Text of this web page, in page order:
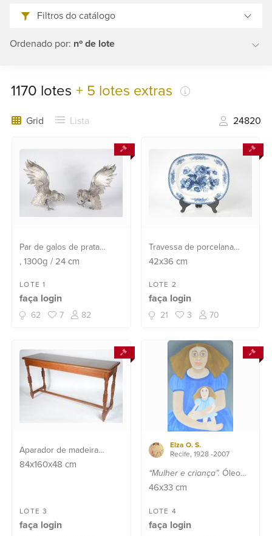
2553
+55
6400
Fale
Filtros do catálogo
Ordenado por: nº de lote
1170 lotes + 5 lotes extras
Grid Lista 24820
Par de galos de prata
portuguesa, contraste P
g. (Por motivos de
segurança a peça não se
encontra na loja).
, 1300g /24 cm
LOTE 1
faça login
62 7 82
Travessa de porcelana
europeia decoração floral
42x36 cm
LOTE 2
faça login
21 3 70
Aparador de madeira
nobre, tampo feitio
inferiores.
84x160x48 cm
LOTE 3
faça login
Elza O. S.
Recife, 1928 -2007
“Mulher e criança”. Óleo
sobre tela.
46x33cm
LOTE 4
faça login